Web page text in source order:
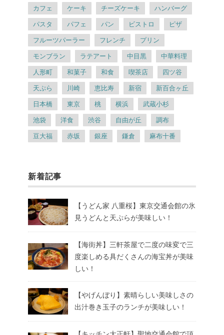
カフェ ケーキ チーズケーキ ハンバーグ
パスタ パフェ パン ビストロ ピザ
フルーツパーラー フレンチ プリン
モンブラン ラテアート 中目黒 中華料理
人形町 和菓子 和食 喫茶店 四ツ谷
天ぷら 川崎 恵比寿 新宿 新百合ヶ丘
日本橋 東京 桃 横浜 武蔵小杉
池袋 洋食 渋谷 自由が丘 調布
豆大福 赤坂 銀座 鎌倉 麻布十番
新着記事
【うどん家 八重桜】東京交通会館の氷
見うどんと天ぷらが美味しい！
【海街丼】三軒茶屋で二度の味変で三
度楽しめる具だくさんの海宝丼が美味
しい！
【やげんぼり】素晴らしい美味しさの
出汁巻き玉子のランチが美味しい！